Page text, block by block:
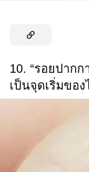
10. “รอยปาก
เป็นจุดเริ่มของ